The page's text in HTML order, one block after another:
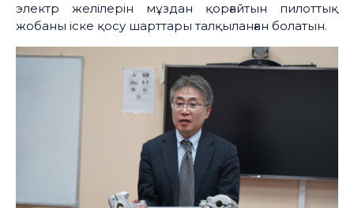
электр желілерін мұздан қорғайтын пилоттық
жобаны іске қосу шарттары талқыланған болатын.